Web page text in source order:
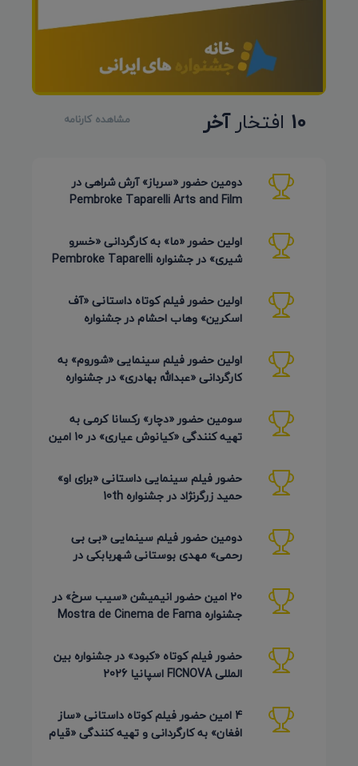
10 افتخارآخر مشاهده کارنامه
دومین حضور «سرباز» آرش شراهی در
Pembroke Taparelli Arts and Film
اولین حضور «ما» به کارگردانی «خسرو
شیری» در جشنواره Pembroke Taparelli
اولین حضور فیلم کوتاه داستانی «آف
اسکرین» وهاب احشام در جشنواره
اولین حضور فیلم سینمایی «شوروم» به
کارگردانی «عبدالله بهادری» در جشنواره
سومین حضور «دچار» رکسانا کرمی به
تهیه کنندگی «کیانوش عیاری» در 10 امین
حضور فیلم سینمایی داستانی «برای او»
حمید زرگرنژاد در جشنواره 10th
دومین حضور فیلم سینمایی «بی بی
رحمی» مهدی بوستانی شهربابکی در
20 امین حضور انیمیشن «سیب سرخ» در
جشنواره Mostra de Cinema de Fama
حضور فیلم کوتاه «کبود» در جشنواره بین
المللی FICNOVA اسپانیا 2026
4 امین حضور فیلم کوتاه داستانی «ساز
افغان» به کارگردانی و تهیه کنندگی «قیام